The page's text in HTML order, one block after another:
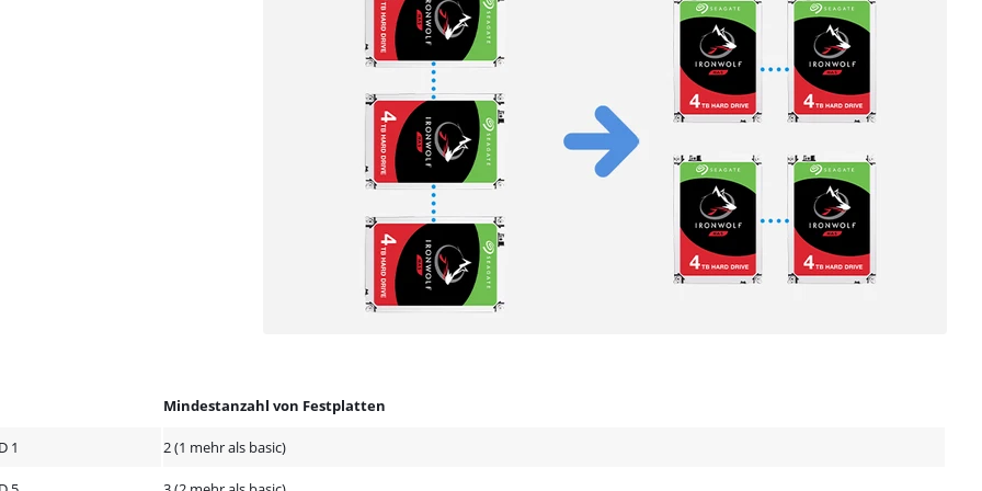
Mindestanzahl von Festplatten
1 2 (1 mehr als basic)